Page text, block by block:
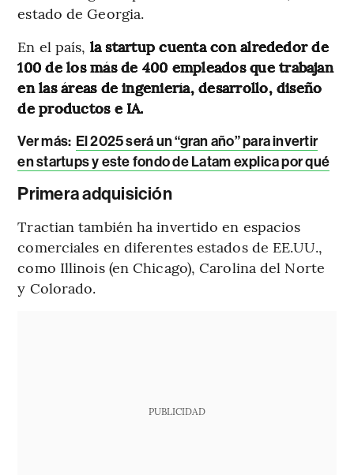
estado de Georgia.
En el país, la startup cuenta con alrededor de
100 de los más de 400 empleados que trabajan
en las áreas de ingeniería, desarrollo, diseño
de productos e IA.
Ver más: El 2025 será un “gran año” para invertir
en startups y este fondo de Latam explica por qué
Primera adquisición
Tractian también ha invertido en espacios
comerciales en diferentes estados de EE.UU.,
como Illinois (en Chicago), Carolina del Norte
y Colorado.
PUBLICIDAD